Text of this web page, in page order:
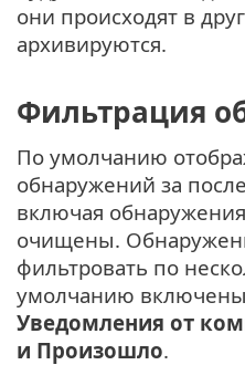
они происходят в
архивируются.
Фильтрация
По умолчанию
обнаружений за
включая
очищены.
фильтровать по
умолчанию
Уведомления от
и Произошло.